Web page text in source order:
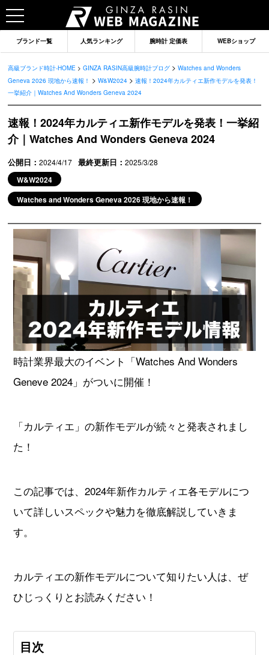
ブランドから記事を探す
ロレックス オメガ
パテックフィリップ
グランドセイコー
ヴァシュロンコンスタンタ
ン
カルティエ
フランクミュラー IWC
新着記事
ブランド一覧 人気ランキング 腕時計 定価表 WEBショップ
高級ブランド時計-HOME >GINZA RASIN高級腕時計ブログ >Watches and Wonders
Geneva 2026 現地から速報！ >W&W2024 >速報！2024年カルティエ新作モデルを発表！
一挙紹介｜Watches And Wonders Geneva 2024
速報！2024年カルティエ新作モデルを発表！一挙紹
介｜Watches And Wonders Geneva 2024
公開日：2024/4/17 最終更新日：2025/3/28
W&W2024
Watches and Wonders Geneva 2026 現地から速報！
時計業界最大のイベント「Watches And Wonders
Geneve 2024」がついに開催！
「カルティエ」の新作モデルが続々と発表されまし
た！
この記事では、2024年新作カルティエ各モデルにつ
いて詳しいスペックや魅力を徹底解説していきま
す。
カルティエの新作モデルについて知りたい人は、ぜ
ひじっくりとお読みください！
目次